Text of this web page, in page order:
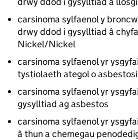
carsinoma sylfaenol y
drwy ddod i gysylltiad â
Nickel/Nickel
carsinoma sylfaenol yr
tystiolaeth ategol o
carsinoma sylfaenol yr
gysylltiad ag asbestos
carsinoma sylfaenol yr
â thun a chemegau